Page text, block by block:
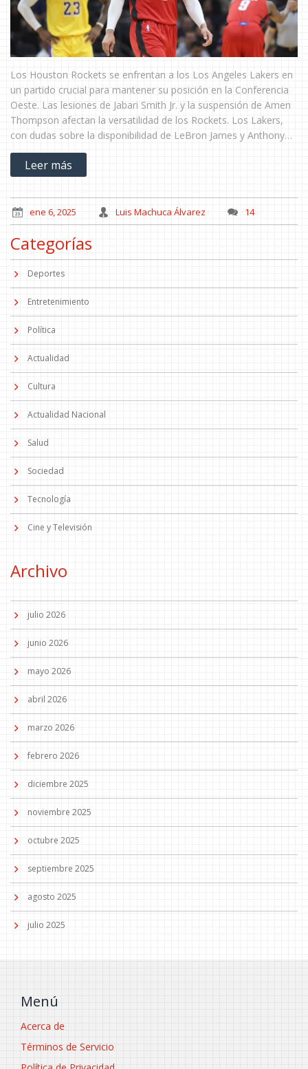
Los Houston Rockets se enfrentan a los Los Angeles Lakers en
un partido crucial para mantener su posición en la Conferencia
Oeste. Las lesiones de Jabari Smith Jr. y la suspensión de Amen
Thompson afectan la versatilidad de los Rockets. Los Lakers,
con dudas sobre la disponibilidad de LeBron James y Anthony
Davis, intentan aprovechar las debilidades de Houston. La
velocidad de Jalen Green y el liderazgo de Fred VanVleet son
claves para los Rockets.
Leer más
ene 6, 2025 Luis Machuca Álvarez 14
Categorías
Deportes
Entretenimiento
Política
Actualidad
Cultura
Actualidad Nacional
Salud
Sociedad
Tecnología
Cine y Televisión
Archivo
julio 2026
junio 2026
mayo 2026
abril 2026
marzo 2026
febrero 2026
diciembre 2025
noviembre 2025
octubre 2025
septiembre 2025
agosto 2025
julio 2025
Menú
Acerca de
Términos de Servicio